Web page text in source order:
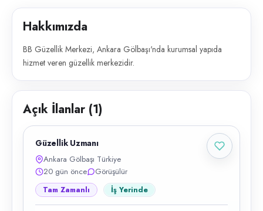
Hakkımızda
BB Güzellik Merkezi, Ankara Gölbaşı'nda kurumsal yapıda
hizmet veren güzellik merkezidir.
Açık İlanlar (1)
Güzellik Uzmanı
Ankara Gölbaşı Türkiye
20 gün önce
Görüşülür
Tam Zamanlı İş Yerinde